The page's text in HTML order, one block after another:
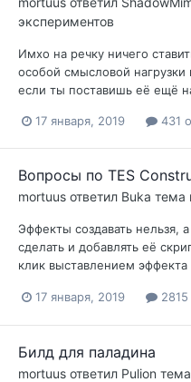
экспериментов
Имхо на речку ничего
особой смысловой
если ты поставишь её ещё
17 января, 2019 431
Вопросы по TES
mortuus ответил Buka тема
Эффекты создавать
сделать и добавлять её
клик выставлением
17 января, 2019
Билд для паладина
mortuus ответил Pulion